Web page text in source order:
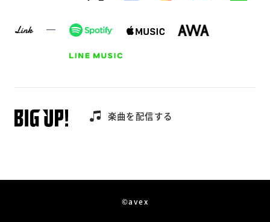
Link
楽曲を配信する
©avex